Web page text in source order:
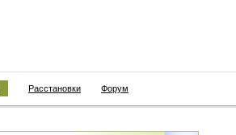
Расстановки Форум